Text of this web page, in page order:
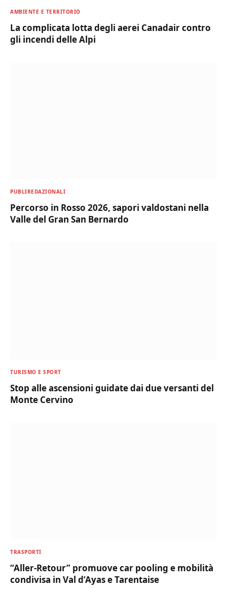
AMBIENTE E TERRITORIO
La complicata lotta degli aerei Canadair contro
gli incendi delle Alpi
PUBLIREDAZIONALI
Percorso in Rosso 2026, sapori valdostani nella
Valle del Gran San Bernardo
TURISMO E SPORT
Stop alle ascensioni guidate dai due versanti del
Monte Cervino
TRASPORTI
“Aller-Retour” promuove car pooling e mobilità
condivisa in Val d’Ayas e Tarentaise